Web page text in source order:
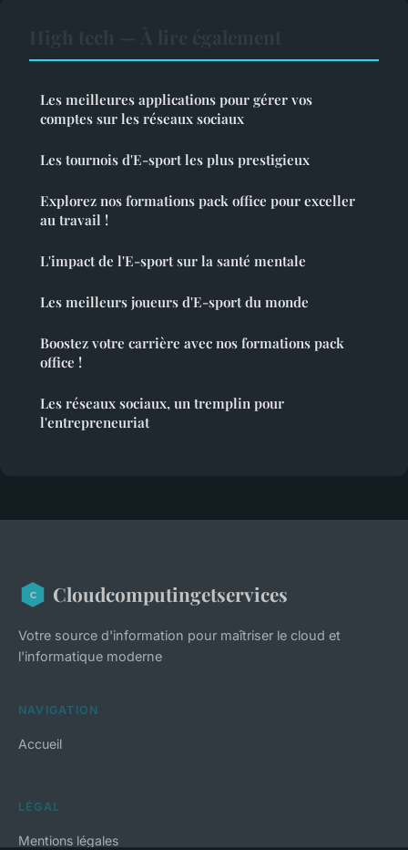
Les meilleures applications pour gérer vos
comptes sur les réseaux sociaux
Les tournois d'E-sport les plus prestigieux
Explorez nos formations pack office pour exceller
au travail !
L'impact de l'E-sport sur la santé mentale
Les meilleurs joueurs d'E-sport du monde
Boostez votre carrière avec nos formations pack
office !
Les réseaux sociaux, un tremplin pour
l'entrepreneuriat
Cloudcomputingetservices
Votre source d'information pour maîtriser le cloud et
l'informatique moderne
NAVIGATION
Accueil
LÉGAL
Mentions légales